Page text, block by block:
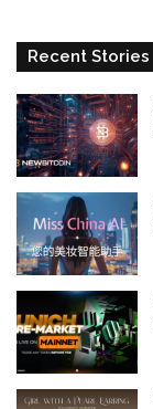
Recent Stories